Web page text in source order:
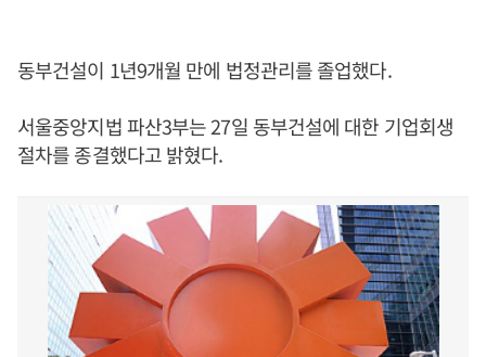
동부건설이 1년9개월 만에 법정관리를 졸업했다.
서울중앙지법 파산3부는 27일 동부건설에 대한 기업회생
절차를 종결했다고 밝혔다.